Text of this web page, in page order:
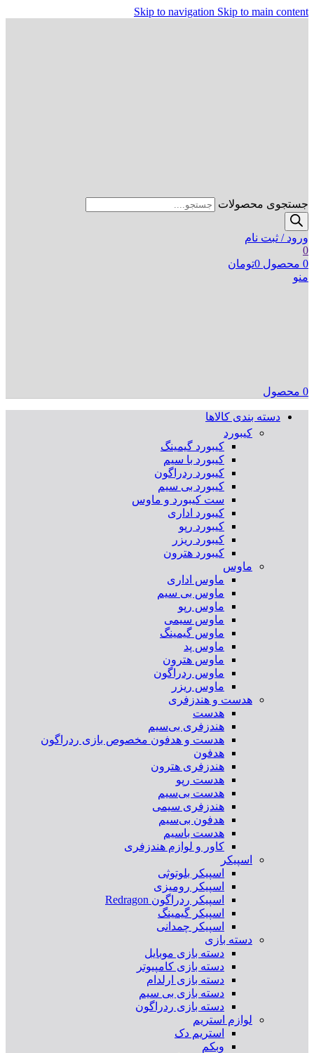
Skip to navigation Skip to main content
جستجوی محصولات
ورود / ثبت نام
0
0 محصول 0تومان
منو
0 محصول
دسته بندی کالاها
کیبورد
کیبورد گیمینگ
کیبورد با سیم
کیبورد ردراگون
کیبورد بی سیم
ست کیبورد و ماوس
کیبورد اداری
کیبورد رپو
کیبورد ریزر
کیبورد هترون
ماوس
ماوس اداری
ماوس بی سیم
ماوس رپو
ماوس سیمی
ماوس گیمینگ
ماوس پد
ماوس هترون
ماوس ردراگون
ماوس ریزر
هدست و هندزفری
هدست
هندزفری بی‌سیم
هدست و هدفون مخصوص بازی ردراگون
هدفون
هندزفری هترون
هدست رپو
هدست بی‌سیم
هندزفری سیمی
هدفون بی‌سیم
هدست باسیم
کاور و لوازم هندزفری
اسپیکر
اسپیکر بلوتوثی
اسپیکر رومیزی
اسپیکر ردراگون Redragon
اسپیکر گیمینگ
اسپیکر چمدانی
دسته بازی
دسته بازی موبایل
دسته بازی کامپیوتر
دسته بازی ارلدام
دسته بازی بی سیم
دسته بازی ردراگون
لوازم استریم
استریم دک
وبکم